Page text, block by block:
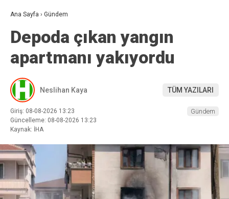
Ana Sayfa › Gündem
Depoda çıkan yangın
apartmanı yakıyordu
Neslihan Kaya TÜM YAZILARI
Giriş: 08-08-2026 13:23
Güncelleme: 08-08-2026 13:23
Kaynak: İHA
Gündem